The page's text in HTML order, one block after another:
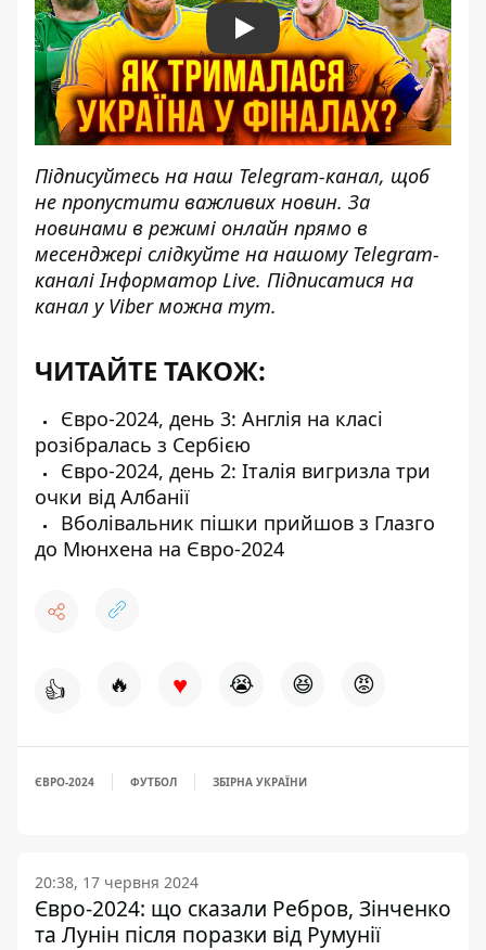
Play
Підписуйтесь на наш Telegram-канал, щоб
не пропустити важливих новин. За
новинами в режимі онлайн прямо в
месенджері слідкуйте на нашому Telegram-
каналі Інформатор Live. Підписатися на
канал у Viber можна тут.
ЧИТАЙТЕ ТАКОЖ:
Євро-2024, день 3: Англія на класі
розібралась з Сербією
Євро-2024, день 2: Італія вигризла три
очки від Албанії
Вболівальник пішки прийшов з Глазго
до Мюнхена на Євро-2024
👍 🔥 ♥ 😭 😆 😡
ЄВРО-2024 ФУТБОЛ ЗБІРНА УКРАЇНИ
20:38, 17 червня 2024
Євро-2024: що сказали Ребров, Зінченко
та Лунін після поразки від Румунії